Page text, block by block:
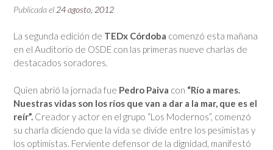
Publicada el 24 agosto, 2012
La segunda edición de TEDx Córdoba comenzó esta mañana
en el Auditorio de OSDE con las primeras nueve charlas de
destacados soradores.
Quien abrió la jornada fue Pedro Paiva con “Río a mares.
Nuestras vidas son los ríos que van a dar a la mar, que es el
reír”. Creador y actor en el grupo “Los Modernos”, comenzó
su charla diciendo que la vida se divide entre los pesimistas y
los optimistas. Ferviente defensor de la dignidad, manifestó